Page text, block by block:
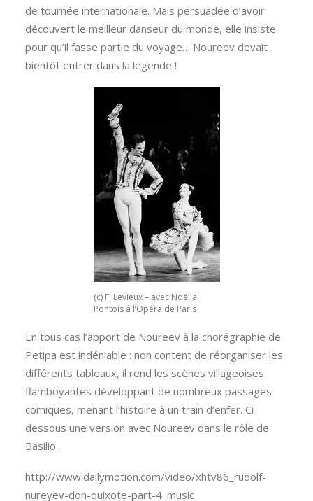
de tournée internationale. Mais persuadée d’avoir
découvert le meilleur danseur du monde, elle insiste
pour qu’il fasse partie du voyage… Noureev devait
bientôt entrer dans la légende !
(c) F. Levieux – avec Noëlla
Pontois à l’Opéra de Paris
En tous cas l’apport de Noureev à la chorégraphie de
Petipa est indéniable : non content de réorganiser les
différents tableaux, il rend les scènes villageoises
flamboyantes développant de nombreux passages
comiques, menant l’histoire à un train d’enfer. Ci-
dessous une version avec Noureev dans le rôle de
Basilio.
http://www.dailymotion.com/video/xhtv86_rudolf-
nureyev-don-quixote-part-4_music